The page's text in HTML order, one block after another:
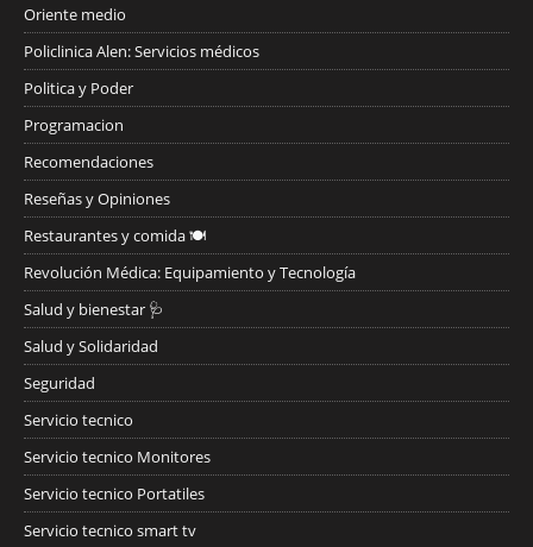
Oriente medio
Policlinica Alen: Servicios médicos
Politica y Poder
Programacion
Recomendaciones
Reseñas y Opiniones
Restaurantes y comida 🍽️
Revolución Médica: Equipamiento y Tecnología
Salud y bienestar 🩺
Salud y Solidaridad
Seguridad
Servicio tecnico
Servicio tecnico Monitores
Servicio tecnico Portatiles
Servicio tecnico smart tv